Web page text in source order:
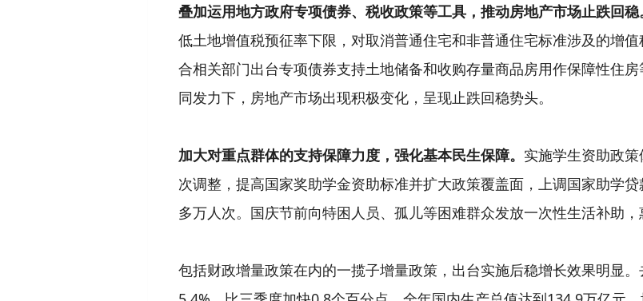
叠加运用地方政府专项债券、税收政策等工具，推动房地产市场止跌回稳
低土地增值税预征率下限，对取消普通住宅和非普通住宅标准涉及的增
合相关部门出台专项债券支持土地储备和收购存量商品房用作保障性住
同发力下，房地产市场出现积极变化，呈现止跌回稳势头。
加大对重点群体的支持保障力度，强化基本民生保障。 实施学生资助政
次调整，提高国家奖助学金资助标准并扩大政策覆盖面，上调国家助学
多万人次。国庆节前向特困人员、孤儿等困难群众发放一次性生活补助，
包括财政增量政策在内的一揽子增量政策，出台实施后稳增长效果明显